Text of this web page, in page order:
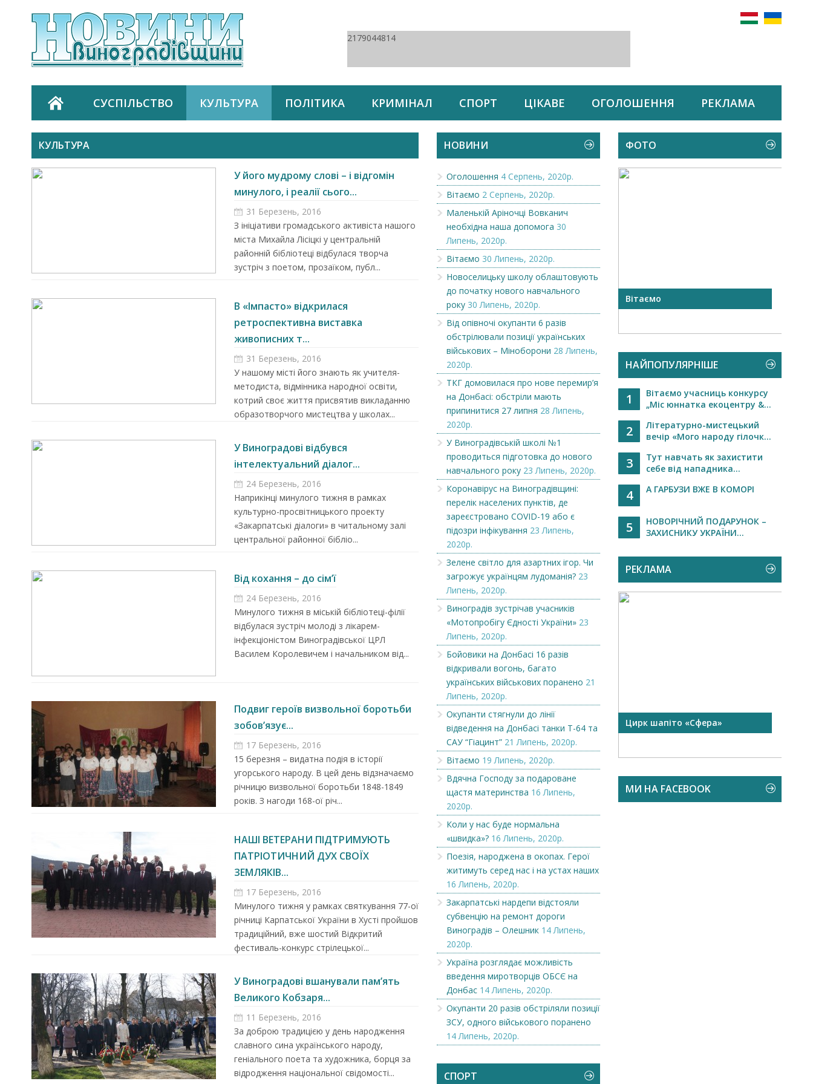
2179044814
СУСПІЛЬСТВО КУЛЬТУРА ПОЛІТИКА КРИМІНАЛ СПОРТ ЦІКАВЕ ОГОЛОШЕННЯ РЕКЛАМА
КУЛЬТУРА
У його мудрому слові – і відгомін
минулого, і реалії сього...
31 Березень, 2016
З ініціативи громадського активіста нашого
міста Михайла Лісіцкі у центральній
районній бібліотеці відбулася творча
зустріч з поетом, прозаїком, публ...
В «Імпасто» відкрилася
ретроспективна виставка
живописних т...
31 Березень, 2016
У нашому місті його знають як учителя-
методиста, відмінника народної освіти,
котрий своє життя присвятив викладанню
образотворчого мистецтва у школах...
У Виноградові відбувся
інтелектуальний діалог...
24 Березень, 2016
Наприкінці минулого тижня в рамках
культурно-просвітницького проекту
«Закарпатські діалоги» в читальному залі
центральної районної бібліо...
Від кохання – до сім’ї
24 Березень, 2016
Минулого тижня в міській бібліотеці-філії
відбулася зустріч молоді з лікарем-
інфекціоністом Виноградівської ЦРЛ
Василем Королевичем і начальником від...
Подвиг героїв визвольної боротьби
зобов’язує...
17 Березень, 2016
15 березня – видатна подія в історії
угорського народу. В цей день відзначаємо
річницю визвольної боротьби 1848-1849
років. З нагоди 168-ої річ...
НАШІ ВЕТЕРАНИ ПІДТРИМУЮТЬ
ПАТРІОТИЧНИЙ ДУХ СВОЇХ
ЗЕМЛЯКІВ...
17 Березень, 2016
Минулого тижня у рамках святкування 77-ої
річниці Карпатської України в Хусті пройшов
традиційний, вже шостий Відкритий
фестиваль-конкурс стрілецької...
У Виноградові вшанували пам’ять
Великого Кобзаря...
11 Березень, 2016
За доброю традицією у день народження
славного сина українського народу,
геніального поета та художника, борця за
відродження національної свідомості...
НОВИНИ
Оголошення 4 Серпень, 2020р.
Вітаємо 2 Серпень, 2020р.
Маленькій Аріночці Вовканич
необхідна наша допомога 30
Липень, 2020р.
Вітаємо 30 Липень, 2020р.
Новоселицьку школу облаштовують
до початку нового навчального
року 30 Липень, 2020р.
Від опівночі окупанти 6 разів
обстрілювали позиції українських
військових – Міноборони 28 Липень,
2020р.
ТКГ домовилася про нове перемир’я
на Донбасі: обстріли мають
припинитися 27 липня 28 Липень,
2020р.
У Виноградівській школі №1
проводиться підготовка до нового
навчального року 23 Липень, 2020р.
Коронавірус на Виноградівщині:
перелік населених пунктів, де
зареєстровано COVID-19 або є
підозри інфікування 23 Липень,
2020р.
Зелене світло для азартних ігор. Чи
загрожує українцям лудоманія? 23
Липень, 2020р.
Виноградів зустрічав учасників
«Мотопробігу Єдності України» 23
Липень, 2020р.
Бойовики на Донбасі 16 разів
відкривали вогонь, багато
українських військових поранено 21
Липень, 2020р.
Окупанти стягнули до лінії
відведення на Донбасі танки Т-64 та
САУ “Гіацинт” 21 Липень, 2020р.
Вітаємо 19 Липень, 2020р.
Вдячна Господу за подароване
щастя материнства 16 Липень,
2020р.
Коли у нас буде нормальна
«швидка»? 16 Липень, 2020р.
Поезія, народжена в окопах. Герої
житимуть серед нас і на устах наших
16 Липень, 2020р.
Закарпатські нардепи відстояли
субвенцію на ремонт дороги
Виноградів – Олешник 14 Липень,
2020р.
Україна розглядає можливість
введення миротворців ОБСЄ на
Донбас 14 Липень, 2020р.
Окупанти 20 разів обстріляли позиції
ЗСУ, одного військового поранено
14 Липень, 2020р.
СПОРТ
ФОТО
облаштовують до початку
нового навчально...
Оголошення Вітаємо
НАЙПОПУЛЯРНІШЕ
1
Вітаємо учасниць конкурсу
„Міс юннатка екоцентру &...
2
Літературно-мистецький
вечір «Мого народу гілочк...
3
Тут навчать як захистити
себе від нападника...
4 А ГАРБУЗИ ВЖЕ В КОМОРІ
5
НОВОРІЧНИЙ ПОДАРУНОК –
ЗАХИСНИКУ УКРАЇНИ...
РЕКЛАМА
Запрошуємо на роботу в
Чехію
Викупимо бруньки чорної
смородини...
Цирк шапіто «Сфера»
МИ НА FACEBOOK